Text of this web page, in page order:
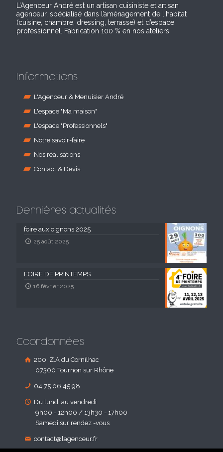
L’Agenceur André est un artisan cuisiniste et artisan
agenceur, spécialisé dans l’aménagement de l'habitat
(cuisine, chambre, dressing, terrasse) et d’espace
professionnel. Fabrication 100 % en nos ateliers.
Informations
L'Agenceur & Menuisier André
L'espace "Ma maison"
L'espace "Professionnels"
Notre savoir-faire
Nos réalisations
Contact & Devis
Dernières actualités
foire aux oignons 2025
25 août 2025
FOIRE DE PRINTEMPS
16 février 2025
Coordonnées
200, Z.A du Cornilhac
07300 Tournon sur Rhône
04 75 06 45 98
Du lundi au vendredi
9h00 - 12h00 / 13h30 - 17h00
Samedi sur rendez -vous
contact@lagenceur.fr